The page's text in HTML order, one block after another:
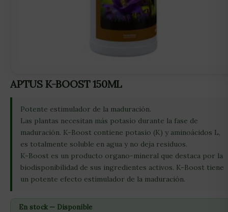
APTUS K-BOOST 150ML
Potente estimulador de la maduración.
Las plantas necesitan más potasio durante la fase de
maduración. K-Boost contiene potasio (K) y aminoácidos L,
es totalmente soluble en agua y no deja residuos.
K-Boost es un producto organo-mineral que destaca por la
biodisponibilidad de sus ingredientes activos. K-Boost tiene
un potente efecto estimulador de la maduración.
En stock — Disponible